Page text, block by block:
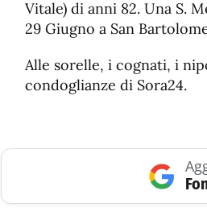
Vitale) di anni 82. Una S.
29 Giugno a San
Alle sorelle, i cognati, i
condoglianze di Sora24.